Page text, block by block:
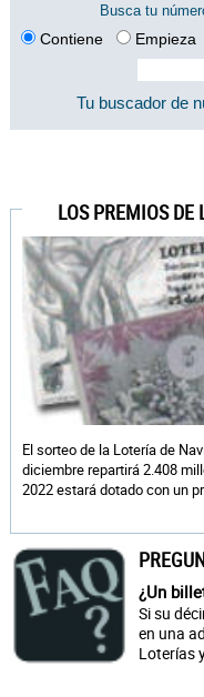
Busca tu
Contiene Empieza
Tu buscador de
LOS PREMIOS
El sorteo de la Lotería de
diciembre repartirá 2.408
2022 estará dotado con un
¿Un
Si su
en una
Loterías